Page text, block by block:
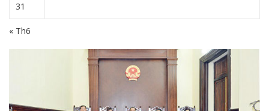
31
« Th6